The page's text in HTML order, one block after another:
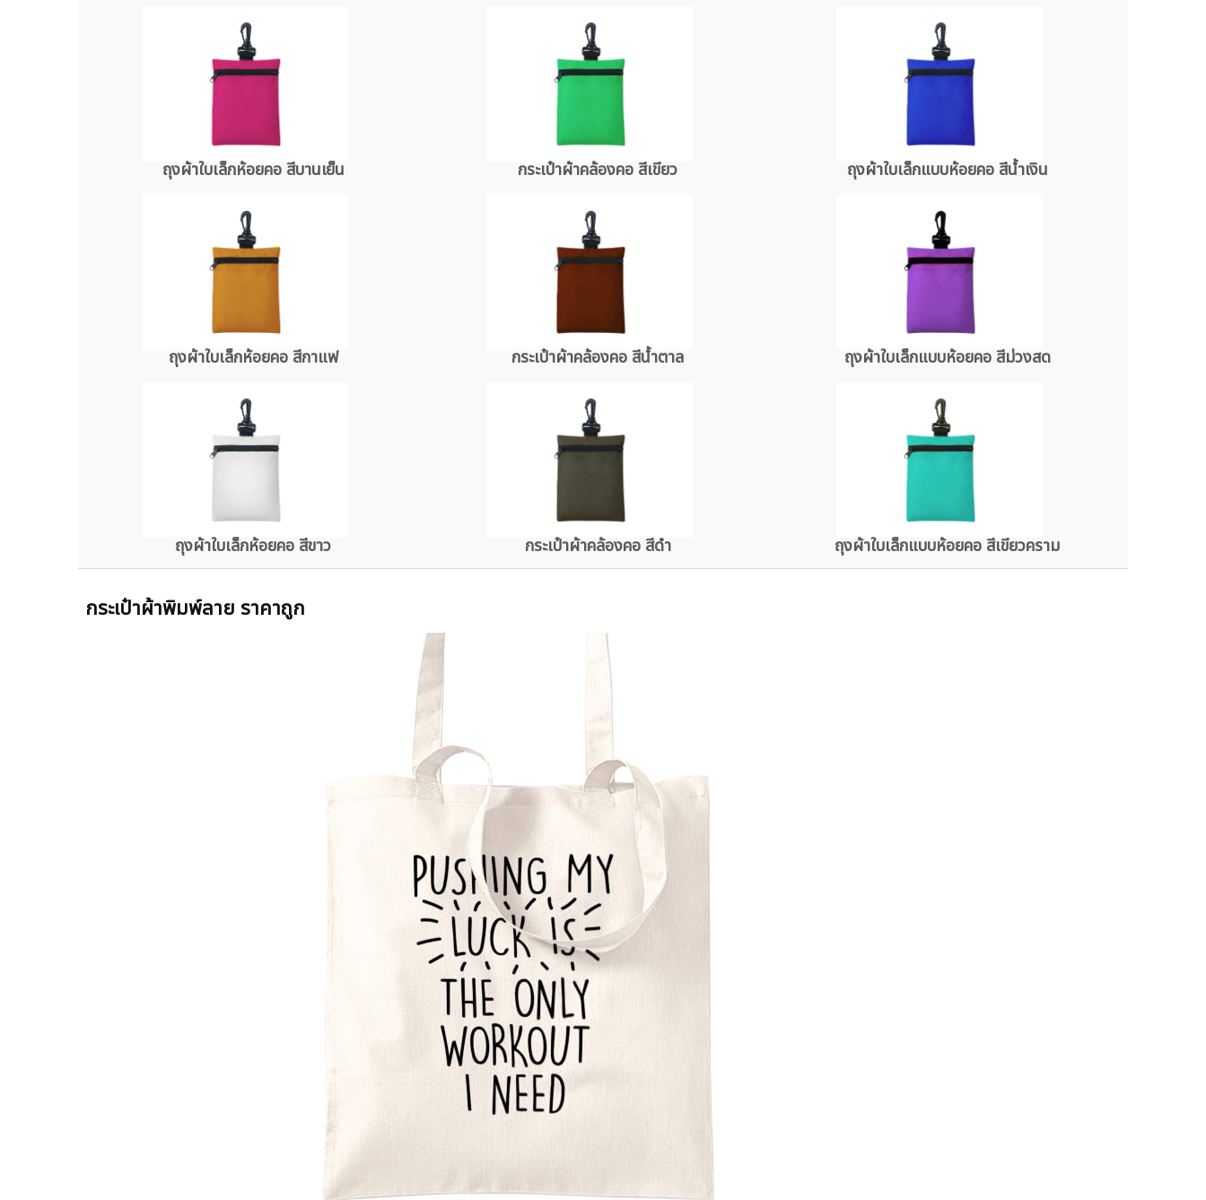
ถุงผ้าใบเล็กห้อยคอ สีบานเย็น กระเป๋าผ้าคล้องคอ สีเขียว ถุงผ้าใบเล็กแบบห้อยคอ สีน้ำเงิน
ถุงผ้าใบเล็กห้อยคอ สีกาแฟ กระเป๋าผ้าคล้องคอ สีน้ำตาล ถุงผ้าใบเล็กแบบห้อยคอ สีม่วงสด
ถุงผ้าใบเล็กห้อยคอ สีขาว กระเป๋าผ้าคล้องคอ สีดำ ถุงผ้าใบเล็กแบบห้อยคอ สีเขียวคราม
กระเป๋าผ้าพิมพ์ลาย ราคาถูก